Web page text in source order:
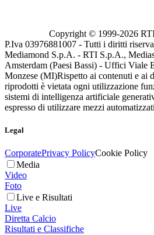
Copyright © 1999-2026
P.Iva 03976881007 - Tutti i diritti
Mediamond S.p.A. - RTI S.p.A.,
Amsterdam (Paesi Bassi) - Uffici Viale
Monzese (MI)Rispetto ai contenuti e ai
riprodotti è vietata ogni utilizzazione
sistemi di intelligenza artificiale
espresso di utilizzare mezzi
Legal
CorporatePrivacy PolicyCookie Policy
Media
Video
Foto
Live e Risultati
Live
Diretta Calcio
Risultati e Classifiche